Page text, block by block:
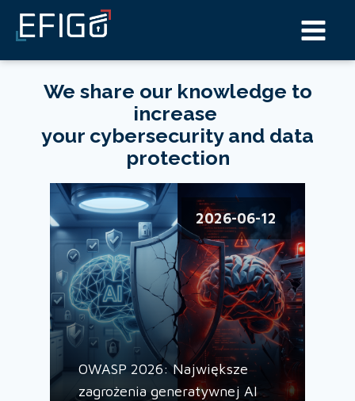
We share our knowledge to
increase
your cybersecurity and data
protection
2026-06-12
OWASP 2026: Największe
zagrożenia generatywnej AI